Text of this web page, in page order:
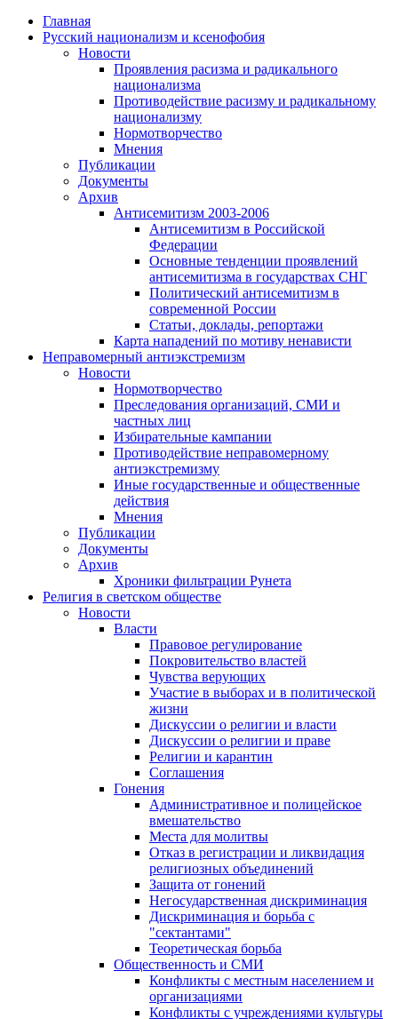
Главная
Русский национализм и ксенофобия
Новости
Проявления расизма и радикального
национализма
Противодействие расизму и радикальному
национализму
Нормотворчество
Мнения
Публикации
Документы
Архив
Антисемитизм 2003-2006
Антисемитизм в Российской
Федерации
Основные тенденции проявлений
антисемитизма в государствах СНГ
Политический антисемитизм в
современной России
Статьи, доклады, репортажи
Карта нападений по мотиву ненависти
Неправомерный антиэкстремизм
Новости
Нормотворчество
Преследования организаций, СМИ и
частных лиц
Избирательные кампании
Противодействие неправомерному
антиэкстремизму
Иные государственные и общественные
действия
Мнения
Публикации
Документы
Архив
Хроники фильтрации Рунета
Религия в светском обществе
Новости
Власти
Правовое регулирование
Покровительство властей
Чувства верующих
Участие в выборах и в политической
жизни
Дискуссии о религии и власти
Дискуссии о религии и праве
Религии и карантин
Соглашения
Гонения
Административное и полицейское
вмешательство
Места для молитвы
Отказ в регистрации и ликвидация
религиозных объединений
Защита от гонений
Негосударственная дискриминация
Дискриминация и борьба с
"сектантами"
Теоретическая борьба
Общественность и СМИ
Конфликты с местным населением и
организациями
Конфликты с учреждениями культуры